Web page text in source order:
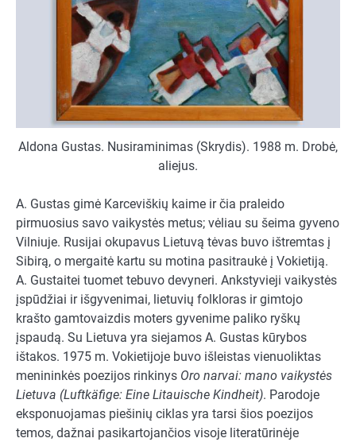
Aldona Gustas. Nusiraminimas (Skrydis). 1988 m. Drobė,
aliejus.
A. Gustas gimė Karceviškių kaime ir čia praleido
pirmuosius savo vaikystės metus; vėliau su šeima gyveno
Vilniuje. Rusijai okupavus Lietuvą tėvas buvo ištremtas į
Sibirą, o mergaitė kartu su motina pasitraukė į Vokietiją.
A. Gustaitei tuomet tebuvo devyneri. Ankstyvieji vaikystės
įspūdžiai ir išgyvenimai, lietuvių folkloras ir gimtojo
krašto gamtovaizdis moters gyvenime paliko ryškų
įspaudą. Su Lietuva yra siejamos A. Gustas kūrybos
ištakos. 1975 m. Vokietijoje buvo išleistas vienuoliktas
menininkės poezijos rinkinys Oro narvai: mano vaikystės
Lietuva (Luftkäfige: Eine Litauische Kindheit). Parodoje
eksponuojamas piešinių ciklas yra tarsi šios poezijos
temos, dažnai pasikartojančios visoje literatūrinėje